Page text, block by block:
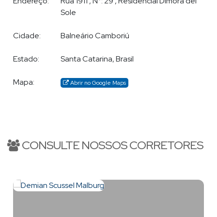
Demian Scussel Malburg
atuando no ramo imobiliário em Balneário Camboriu e região,
enorme rede de relacionamento com proprietários,
seguramente buscar ótimas parcerias para encontrar algum
confiabilidade, que o fazem uma referência entre os parceiros
de negócios.
BALNEÁRIO CAMBORIÚ-SC
Sole
Cidade: Balneário Camboriú
Estado: Santa Catarina, Brasil
Mapa: Abrir no Google Maps
CONSULTE NOSSOS CORRETORES